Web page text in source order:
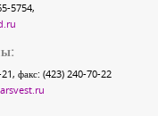
5754,
факс: (423) 240-70-22